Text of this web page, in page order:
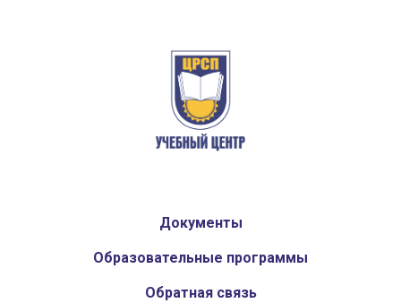
Документы
Образовательные программы
Обратная связь